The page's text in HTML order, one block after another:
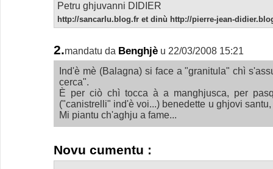
Petru ghjuvanni DIDIER
http://sancarlu.blog.fr et dinù http://pierre-jean-
2.mandatu da Benghjè u 22/03/2008 15:21
Ind'è mè (Balagna) si face a "granitula" chì
cerca".
È per ciò chì tocca à a manghjusca, per
("canistrelli" ind'è voi...) benedette u ghjovi
Mi piantu ch'aghju a fame...
Novu cumentu :